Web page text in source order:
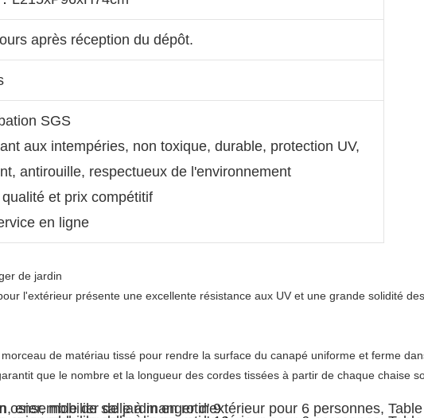
après réception du dépôt.
SGS
aux intempéries, non toxique, durable, protection UV,
antirouille, respectueux de l'environnement
et prix compétitif
en ligne
de jardin
l'extérieur présente une excellente résistance aux UV et une grande solidité des
de matériau tissé pour rendre la surface du canapé uniforme et ferme
que le nombre et la longueur des cordes tissées à partir de chaque chaise